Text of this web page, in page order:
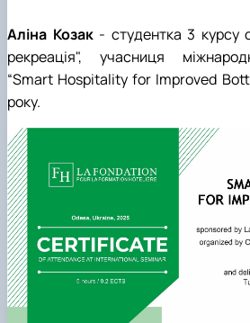
Аліна Козак- студентка 3 курсу
рекреація", учасниця
“Smart Hospitality for Improved
року.